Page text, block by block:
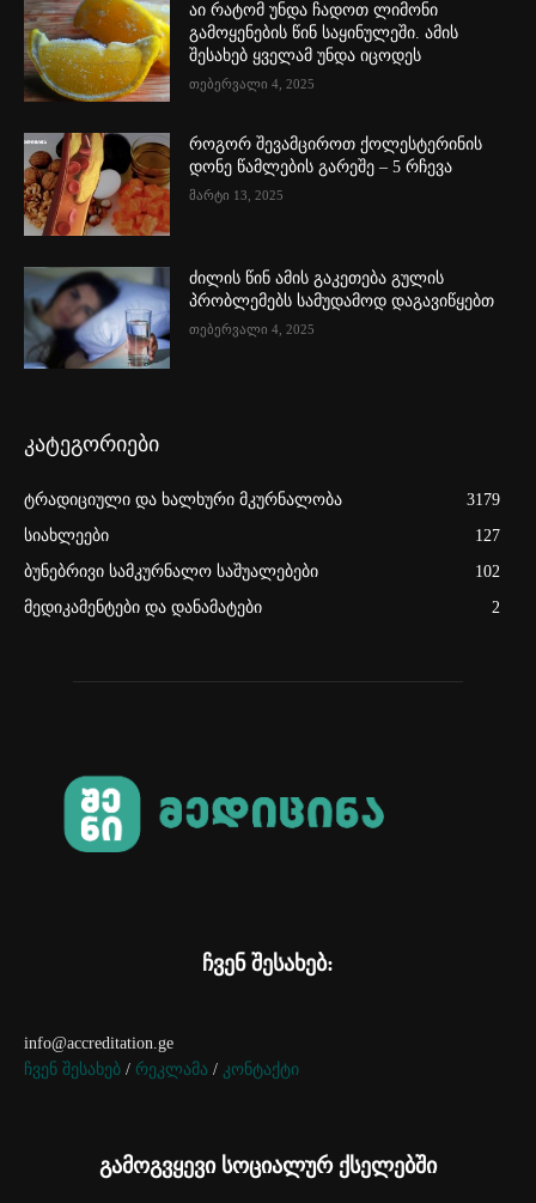
აი რატომ უნდა ჩადოთ ლიმონი
გამოყენების წინ საყინულეში. ამის
შესახებ ყველამ უნდა იცოდეს
თებერვალი 4, 2025
როგორ შევამციროთ ქოლესტერინის
დონე წამლების გარეშე – 5 რჩევა
მარტი 13, 2025
ძილის წინ ამის გაკეთება გულის
პრობლემებს სამუდამოდ დაგავიწყებთ
თებერვალი 4, 2025
კატეგორიები
ტრადიციული და ხალხური მკურნალობა
3179
სიახლეები
127
ბუნებრივი სამკურნალო საშუალებები
102
მედიკამენტები და დანამატები
2
ჩვენ შესახებ:
info@accreditation.ge
ჩვენ შესახებ / რეკლამა / კონტაქტი
გამოგვყევი სოციალურ ქსელებში